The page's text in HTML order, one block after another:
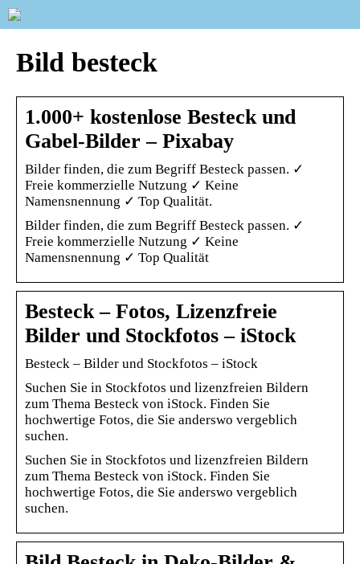
Bild besteck
1.000+ kostenlose Besteck und
Gabel-Bilder – Pixabay
Bilder finden, die zum Begriff Besteck passen. ✓
Freie kommerzielle Nutzung ✓ Keine
Namensnennung ✓ Top Qualität.
Bilder finden, die zum Begriff Besteck passen. ✓
Freie kommerzielle Nutzung ✓ Keine
Namensnennung ✓ Top Qualität
Besteck – Fotos, Lizenzfreie
Bilder und Stockfotos – iStock
Besteck – Bilder und Stockfotos – iStock
Suchen Sie in Stockfotos und lizenzfreien Bildern
zum Thema Besteck von iStock. Finden Sie
hochwertige Fotos, die Sie anderswo vergeblich
suchen.
Suchen Sie in Stockfotos und lizenzfreien Bildern
zum Thema Besteck von iStock. Finden Sie
hochwertige Fotos, die Sie anderswo vergeblich
suchen.